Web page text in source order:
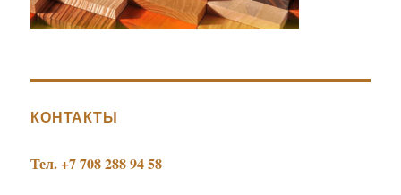
КОНТАКТЫ
Тел. +7 708 288 94 58